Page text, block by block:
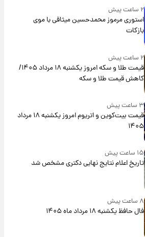
۲ ساعت پیش
استوری مرموز محمدحسین میثاقی با موی
بازکات
۲ ساعت پیش
قیمت طلا و سکه امروز یکشنبه ۱۸ مرداد ۱۴۰۵/
کاهش قیمت طلا و سکه
۳ ساعت پیش
قیمت بیت‌کوین و اتریوم امروز یکشنبه ۱۸ مرداد
۱۴۰۵
۱۵ ساعت پیش
تاریخ اعلام نتایج نهایی دکتری مشخص شد
۸ ساعت پیش
فال حافظ یکشنبه ۱۸ مرداد ماه ۱۴۰۵